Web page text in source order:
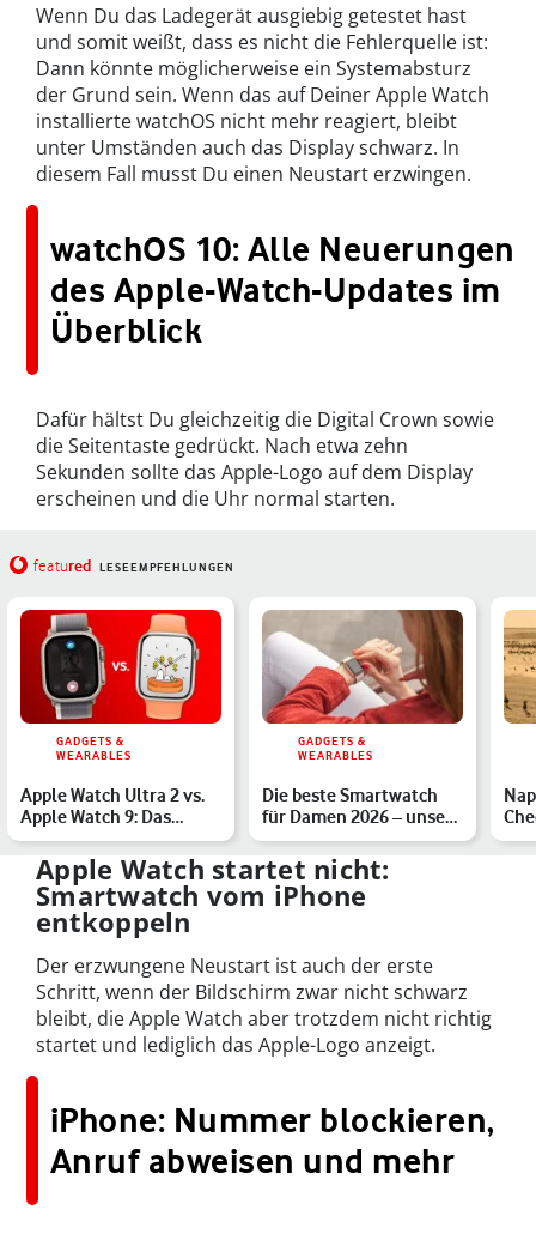
Wenn Du das Ladegerät ausgiebig getestet hast
und somit weißt, dass es nicht die Fehlerquelle ist:
Dann könnte möglicherweise ein Systemabsturz
der Grund sein. Wenn das auf Deiner Apple Watch
installierte watchOS nicht mehr reagiert, bleibt
unter Umständen auch das Display schwarz. In
diesem Fall musst Du einen Neustart erzwingen.
watchOS 10: Alle Neuerungen
des Apple-Watch-Updates im
Überblick
Dafür hältst Du gleichzeitig die Digital Crown sowie
die Seitentaste gedrückt. Nach etwa zehn
Sekunden sollte das Apple-Logo auf dem Display
erscheinen und die Uhr normal starten.
featured LESEEMPFEHLUNGEN
GADGETS &
WEARABLES
Apple Watch Ultra 2 vs.
Apple Watch 9: Das
unterscheidet die Mode…
GADGETS &
WEARABLES
Die beste Smartwatch
für Damen 2026 – unsere
Top 5
Apple Watch startet nicht:
Smartwatch vom iPhone
entkoppeln
Der erzwungene Neustart ist auch der erste
Schritt, wenn der Bildschirm zwar nicht schwarz
bleibt, die Apple Watch aber trotzdem nicht richtig
startet und lediglich das Apple-Logo anzeigt.
iPhone: Nummer blockieren,
Anruf abweisen und mehr